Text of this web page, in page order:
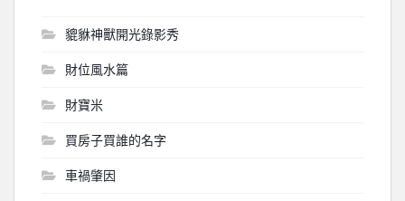
貔貅神獸開光錄影秀
財位風水篇
財寶米
買房子買誰的名字
車禍肇因